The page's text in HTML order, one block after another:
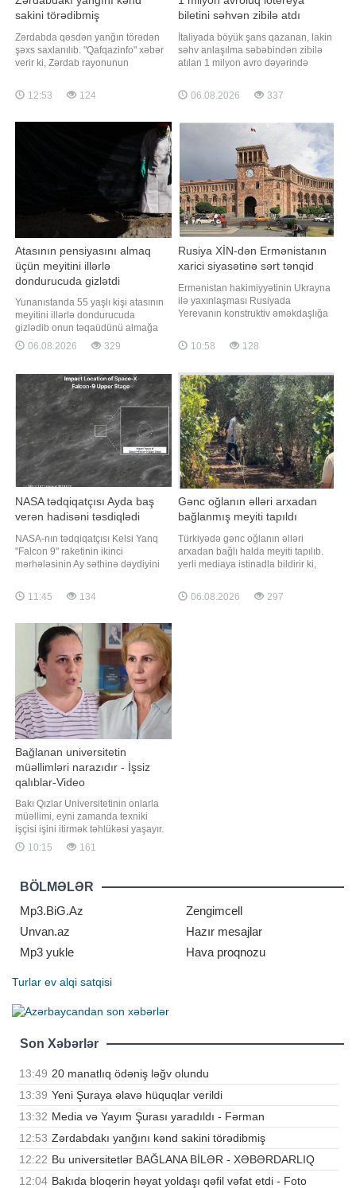
sakini törədibmiş
Zərdabda qəsdən yanğın törədən
şəxs saxlanılıb. "Qafqazinfo" xəbər
verir ki, Zərdab rayonunun
qəsdən yanğın hadisəsi törədən
şəxs polis əməkdaşları tərəfindən
tərəfindən törədildiyi məlum olub.
12:53 124
biletini səhvən zibilə atdı
İtaliyada böyük şans qazanan, lakin
səhv anlaşılma səbəbindən zibilə
atılan 1 milyon avro dəyərində
sonra tapılıb. "Qafqazinfo"nun
xəbərinə görə, hadisə ölkənin
Bari şəhəri yaxınlığındakı Bitonto
06.08.2026 337
Atasının pensiyasını almaq
üçün meyitini illərlə
dondurucuda gizlətdi
Yunanıstanda 55 yaşlı kişi atasının
meyitini illərlə dondurucuda
gizlədib onun təqaüdünü almağa
davam etməkdə şübhəli bilinərək
həbs edilib. "Qafqazinfo" xəbər verir
görə, hadisə Peloponnes
yarımadasında, Sparta
yaxınlığındakı Mistra kəndində
qeydə alınıb
06.08.2026 329
Rusiya XİN-dən Ermənistanın
xarici siyasətinə sərt tənqid
Ermənistan hakimiyyətinin Ukrayna
ilə yaxınlaşması Rusiyada
Yerevanın konstruktiv əməkdaşlığa
yaradır. xəbər verir ki, bunu Rusiya
Xarici İşlər Nazirliyinin İnformasiya
direktor müavini Aleksey Fadeyev
"YouTube" platformasında
yayımlana
10:58 128
NASA tədqiqatçısı Ayda baş
verən hadisəni təsdiqlədi
NASA-nın tədqiqatçısı Kelsi Yanq
"Falcon 9" raketinin ikinci
mərhələsinin Ay səthinə dəydiyini
onun açıqlamasının videosunu
yayımlayıb. Yanq bildirib ki,
"Falcon 9" raketinin ikinci mərhələsi
planlaşdırılmamı
11:45 134
Gənc oğlanın əlləri arxadan
bağlanmış meyiti tapıldı
Türkiyədə gənc oğlanın əlləri
arxadan bağlı halda meyiti tapılıb.
yerli mediaya istinadla bildirir ki,
rayonunda baş verib. Zeytunluq
ərazidə əlləri arxadan bağlanmış
06.08.2026 297
Bağlanan universitetin
müəllimləri narazıdır - İşsiz
qalıblar-Video
Bakı Qızlar Universitetinin onlarla
müəllimi, eyni zamanda texniki
işçisi işini itirmək təhlükəsi yaşayır.
"Qafqazinfo" -a istinadən xəbər verir
ki, universitetdə oxuyan tələbələrin
köçürülməsi haqda qərar verilib,
lakin qərar bir çox müəllimlərə,
eləcə də texnik
10:15 161
BÖLMƏLƏR
Mp3.BiG.Az
Zengimcell
Unvan.az
Hazır mesajlar
Mp3 yukle
Hava proqnozu
Turlar ev alqi satqisi
Son Xəbərlər
13:49 20 manatlıq ödəniş ləğv olundu
13:39 Yeni Şuraya əlavə hüquqlar verildi
13:32 Media və Yayım Şurası yaradıldı - Fərman
12:53 Zərdabdakı yanğını kənd sakini törədibmiş
12:22 Bu universitetlər BAĞLANA BİLƏR - XƏBƏRDARLIQ
12:04 Bakıda bloqerin həyat yoldaşı qəfil vəfat etdi - Foto